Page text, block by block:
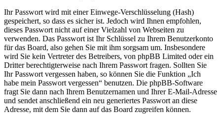
Ihr Passwort wird mit einer Einwege-Verschlüsselung (Hash)
gespeichert, so dass es sicher ist. Jedoch wird Ihnen empfohlen,
dieses Passwort nicht auf einer Vielzahl von Webseiten zu
verwenden. Das Passwort ist Ihr Schlüssel zu Ihrem Benutzerkonto
für das Board, also gehen Sie mit ihm sorgsam um. Insbesondere
wird Sie kein Vertreter des Betreibers, von phpBB Limited oder ein
Dritter berechtigterweise nach Ihrem Passwort fragen. Sollten Sie
Ihr Passwort vergessen haben, so können Sie die Funktion „Ich
habe mein Passwort vergessen“ benutzen. Die phpBB-Software
fragt Sie dann nach Ihrem Benutzernamen und Ihrer E-Mail-Adresse
und sendet anschließend ein neu generiertes Passwort an diese
Adresse, mit dem Sie dann auf das Board zugreifen können.